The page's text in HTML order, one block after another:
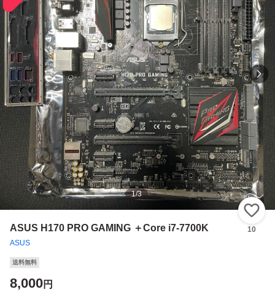
1/3
ASUS H170 PRO GAMING ＋Core i7-7700K
ASUS
10
送料無料
8,000円